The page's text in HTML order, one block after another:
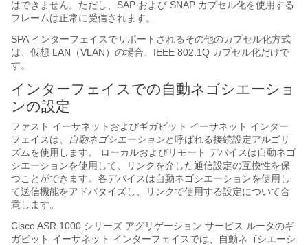
はできません。ただし、SAP および SNAP カプセル化を使用する
フレームは正常に受信されます。
SPA インターフェイスでサポートされるその他のカプセル化方式
は、仮想 LAN（VLAN）の場合、IEEE 802.1Q カプセル化だけで
す。
インターフェイスでの自動ネゴシエーショ
ンの設定
ファスト イーサネットおよびギガビット イーサネット インター
フェイスは、
自動ネゴシエーションと呼ばれる接続設定アルゴリ
ズムを使用します。
ローカルおよびリモート デバイスは自動ネゴ
シエーションを使用して、リンクを介した通信設定の互換性を保
つことができます。各デバイスは自動ネゴシエーションを使用し
て送信機能をアドバタイズし、リンクで使用する設定について合
意します。
Cisco ASR 1000 シリーズ アグリゲーション サービス ルータのギ
ガビット イーサネット インターフェイスでは、自動ネゴシエーシ